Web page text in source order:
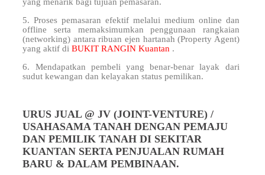
yang menarik bagi tujuan pemasaran.
5. Proses pemasaran efektif melalui medium online dan
offline serta memaksimumkan penggunaan rangkaian
(networking) antara ribuan ejen hartanah (Property Agent)
yang aktif diBUKIT RANGIN Kuantan .
6. Mendapatkan pembeli yang benar-benar layak dari
sudut kewangan dan kelayakan status pemilikan.
URUS JUAL @ JV (JOINT-VENTURE) /
USAHASAMA TANAH DENGAN PEMAJU
DAN PEMILIK TANAH DI SEKITAR
KUANTAN SERTA PENJUALAN RUMAH
BARU & DALAM PEMBINAAN.